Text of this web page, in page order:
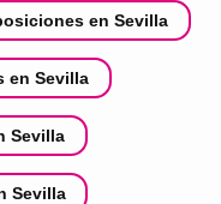
en Sevilla
en Sevilla
Sevilla
Sevilla